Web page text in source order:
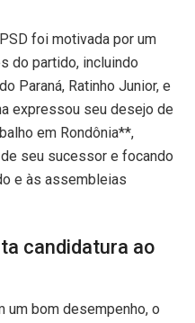
foi motivada por um
do partido, incluindo
Paraná, Ratinho Junior, e
expressou seu desejo de
em Rondônia**,
seu sucessor e focando
e às assembleias
candidatura ao
um bom desempenho, o